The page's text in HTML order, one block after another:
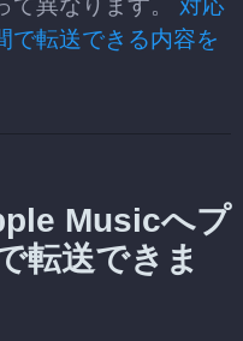
て異なります。 対応
で転送できる内容を
Musicへプ
転送できま